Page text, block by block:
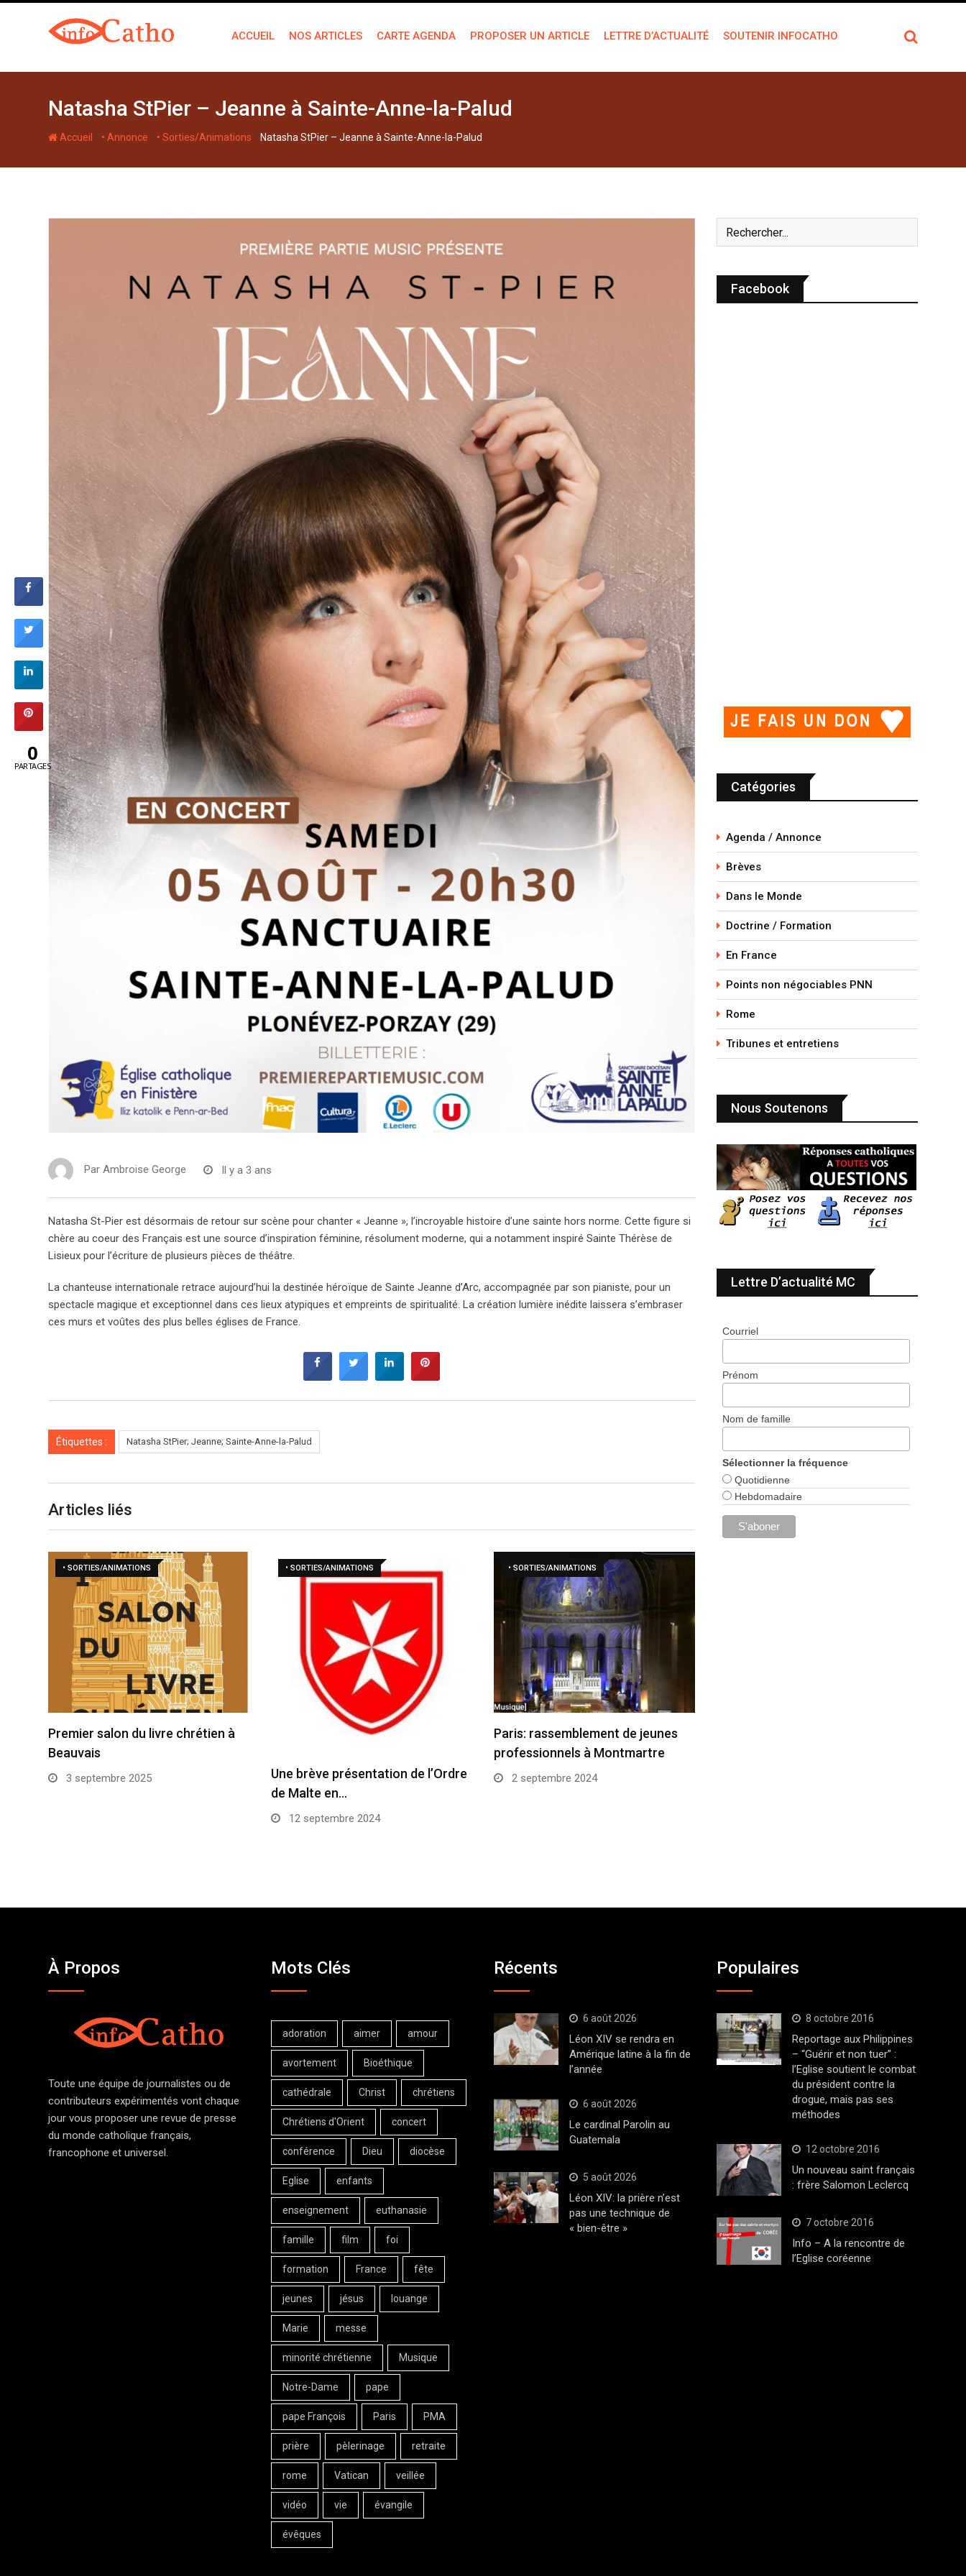
ACCUEIL NOS ARTICLES CARTE AGENDA PROPOSER UN ARTICLE LETTRE D’ACTUALITÉ SOUTENIR INFOCATHO
Natasha StPier – Jeanne à Sainte-Anne-la-Palud
Accueil - • Annonce - • Sorties/Animations - Natasha StPier – Jeanne à Sainte-Anne-la-Palud
Par Ambroise George Il y a 3 ans
Natasha St-Pier est désormais de retour sur scène pour chanter « Jeanne », l’incroyable histoire d’une sainte hors norme. Cette figure si
chère au coeur des Français est une source d’inspiration féminine, résolument moderne, qui a notamment inspiré Sainte Thérèse de
Lisieux pour l’écriture de plusieurs pièces de théâtre.
La chanteuse internationale retrace aujourd’hui la destinée héroïque de Sainte Jeanne d’Arc, accompagnée par son pianiste, pour un
spectacle magique et exceptionnel dans ces lieux atypiques et empreints de spiritualité. La création lumière inédite laissera s’embraser
ces murs et voûtes des plus belles églises de France.
Étiquettes : Natasha StPier; Jeanne; Sainte-Anne-la-Palud
Articles liés
• SORTIES/ANIMATIONS
Premier salon du livre chrétien à
Beauvais
3 septembre 2025
• SORTIES/ANIMATIONS
Une brève présentation de l’Ordre
de Malte en…
12 septembre 2024
• SORTIES/ANIMATIONS
Paris: rassemblement de jeunes
professionnels à Montmartre
2 septembre 2024
Facebook
Catégories
Agenda / Annonce
Brèves
Dans le Monde
Doctrine / Formation
En France
Points non négociables PNN
Rome
Tribunes et entretiens
Nous Soutenons
Lettre D’actualité MC
Courriel
Prénom
Nom de famille
Sélectionner la fréquence
Quotidienne
Hebdomadaire
À Propos
Toute une équipe de journalistes ou de
contributeurs expérimentés vont chaque
jour vous proposer une revue de presse
du monde catholique français,
francophone et universel.
Mots Clés
adoration aimer amour
avortement Bioéthique
cathédrale Christ chrétiens
Chrétiens d'Orient concert
conférence Dieu diocèse
Eglise enfants
enseignement euthanasie
famille film foi
formation France fête
jeunes jésus louange
Marie messe
minorité chrétienne Musique
Notre-Dame pape
pape François Paris PMA
prière pèlerinage retraite
rome Vatican veillée
vidéo vie évangile
évêques
Récents
6 août 2026
Léon XIV se rendra en
Amérique latine à la fin de
l’année
6 août 2026
Le cardinal Parolin au
Guatemala
5 août 2026
Léon XIV: la prière n’est
pas une technique de
« bien-être »
Populaires
8 octobre 2016
Reportage aux Philippines
– “Guérir et non tuer” :
l’Eglise soutient le combat
du président contre la
drogue, mais pas ses
méthodes
12 octobre 2016
Un nouveau saint français
: frère Salomon Leclercq
7 octobre 2016
Info – A la rencontre de
l’Eglise coréenne
0
PARTAGES